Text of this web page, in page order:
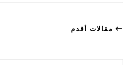
مقالات أقدم